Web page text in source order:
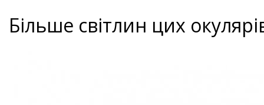
Більше світлин цих